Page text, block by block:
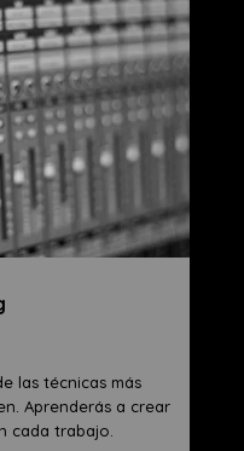
las técnicas más
Aprenderás a crear
cada trabajo.